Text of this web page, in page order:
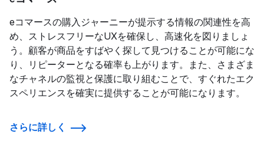
eコマースの購入ジャーニーが提示する情報の関連性を高
め、ストレスフリーなUXを確保し、高速化を図りましょ
う。顧客が商品をすばやく探して見つけることが可能にな
り、リピーターとなる確率も上がります。また、さまざま
なチャネルの監視と保護に取り組むことで、すぐれたエク
スペリエンスを確実に提供することが可能になります。
さらに詳しく